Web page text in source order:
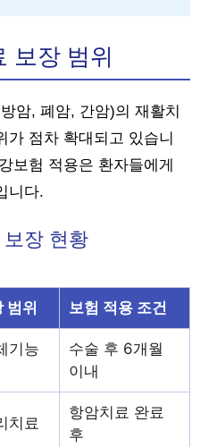
보장 범위
암, 폐암, 간암)의 재활치
가 점차 확대되고 있습니
보험 적용은 환자들에게
니다.
장 현황
범위 보험 적용 조건
기능
수술 후 6개월
이내
치료
항암치료 완료
후